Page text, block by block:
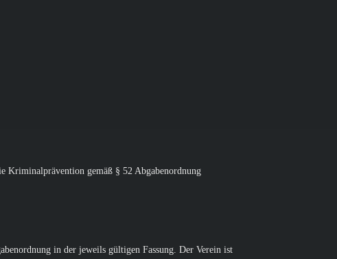
Kriminalprävention gemäß § 52 Abgabenordnung
in der jeweils gültigen Fassung. Der Verein ist